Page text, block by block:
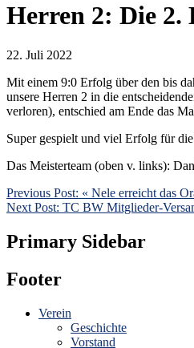
Herren 2: Die
22. Juli 2022
Mit einem 9:0 Erfolg über den bis
unsere Herren 2 in die
verloren), entschied am Ende das
Super gespielt und viel Erfolg für
Das Meisterteam (oben v. links):
Previous Post: « Nele erreicht das
Next Post: TC BW Mitglieder-
Primary Sidebar
Footer
Verein
Geschichte
Vorstand